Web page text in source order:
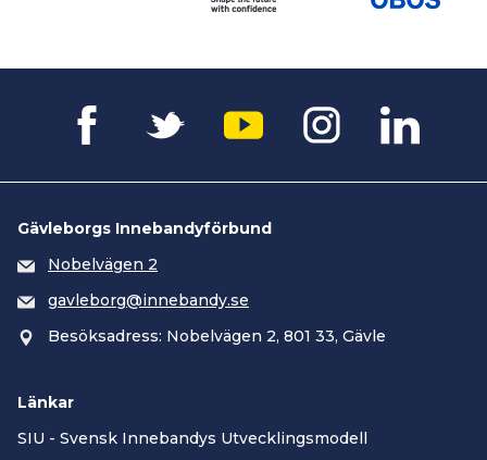
Gävleborgs Innebandyförbund
Nobelvägen 2
gavleborg@innebandy.se
Besöksadress: Nobelvägen 2, 801 33, Gävle
Länkar
SIU - Svensk Innebandys Utvecklingsmodell